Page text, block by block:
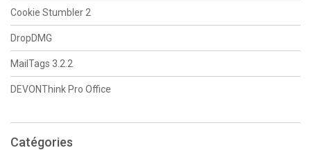
Cookie Stumbler 2
DropDMG
MailTags 3.2.2
DEVONThink Pro Office
Catégories